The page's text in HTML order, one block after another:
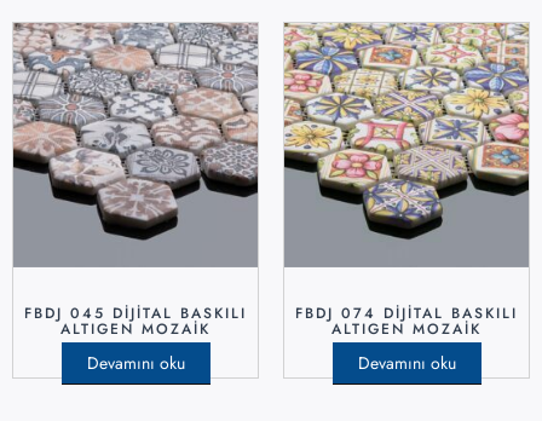
FBDJ 045 DIJITAL BASKILI
ALTIGEN MOZAIK
Devamını oku
FBDJ 074 DIJITAL BASKILI
ALTIGEN MOZAIK
Devamını oku